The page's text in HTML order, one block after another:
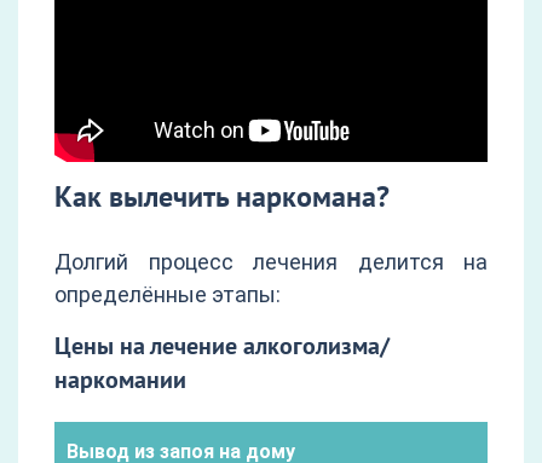
Как вылечить наркомана?
Долгий процесс лечения делится на
определённые этапы:
Цены на лечение алкоголизма/
наркомании
Вывод из запоя на дому